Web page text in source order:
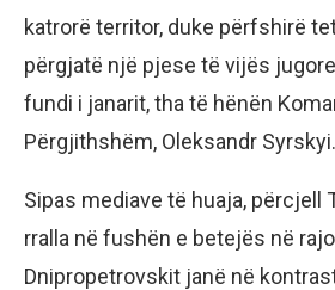
katrorë territor, duke përfshirë
përgjatë një pjese të vijës
fundi i janarit, tha të hënën
Përgjithshëm, Oleksandr Syrskyi.
Sipas mediave të huaja, përcjell
rralla në fushën e betejës në
Dnipropetrovskit janë në